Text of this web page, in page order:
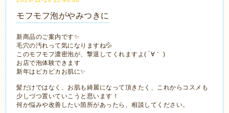
モフモフ泡がやみつきに
新商品のご案内です✨
毛穴の汚れって気になりますね💦
このモフモフ濃密泡が、撃退してくれますよ( ´∀｀ )
お店で泡体験できます
新年はピカピカお肌に✨
髪だけではなく、お肌も綺麗になって頂きたく、これからコスメも
少しづつ置いていこうと思います！
何か悩みや改善したい箇所があったら、相談してください。